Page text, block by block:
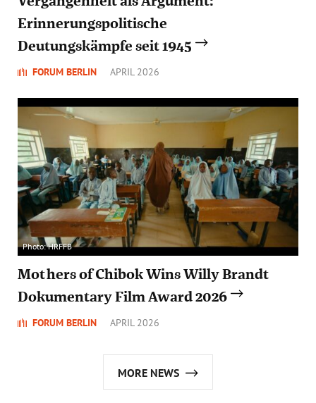
Erinnerungspolitische
Deutungskämpfe seit 1945
FORUM BERLIN APRIL 2026
Photo: HRFFB
Mothers of Chibok Wins Willy Brandt
Dokumentary Film Award 2026
FORUM BERLIN APRIL 2026
MORE NEWS